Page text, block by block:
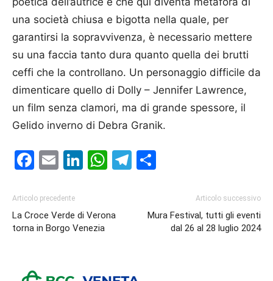
una società chiusa e bigotta nella quale, per
garantirsi la sopravvivenza, è necessario mettere
su una faccia tanto dura quanto quella dei brutti
ceffi che la controllano. Un personaggio difficile da
dimenticare quello di Dolly – Jennifer Lawrence,
un film senza clamori, ma di grande spessore, il
Gelido inverno di Debra Granik.
Facebook
EmailLinkedIn
WhatsApp
Telegram
Articolo precedente
La Croce Verde di Verona
torna in Borgo Venezia
Articolo successivo
Mura Festival, tutti gli eventi
dal 26 al 28 luglio 2024